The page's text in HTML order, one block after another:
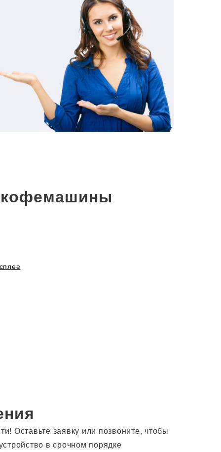
кофемашины
Оставьте заявку или позвоните, чтобы
в срочном порядке